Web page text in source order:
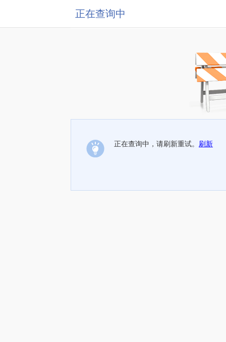
正在查询中
正在查询中，请刷新重试。 刷新